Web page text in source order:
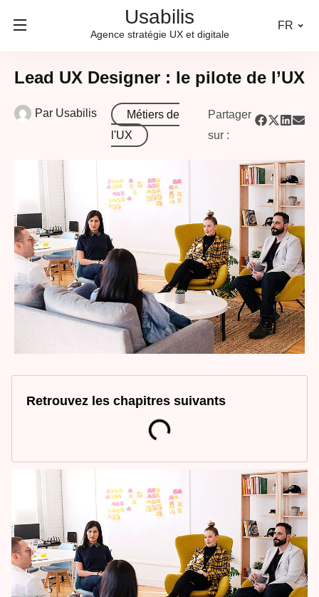
Usabilis
Agence stratégie UX et digitale
FR
Lead UX Designer : le pilote de l’UX
Par Usabilis
Métiers de
l'UX
Partager
sur :
Retrouvez les chapitres suivants